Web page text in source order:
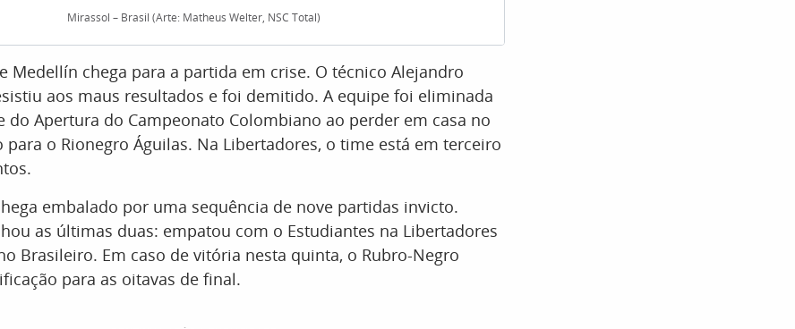
Mirassol – Brasil (Arte: Matheus Welter, NSC Total)
Medellín chega para a partida em crise. O técnico Alejandro
aos maus resultados e foi demitido. A equipe foi eliminada
do Apertura do Campeonato Colombiano ao perder em casa no
o Rionegro Águilas. Na Libertadores, o time está em terceiro
embalado por uma sequência de nove partidas invicto.
as últimas duas: empatou com o Estudiantes na Libertadores
Brasileiro. Em caso de vitória nesta quinta, o Rubro-Negro
para as oitavas de final.